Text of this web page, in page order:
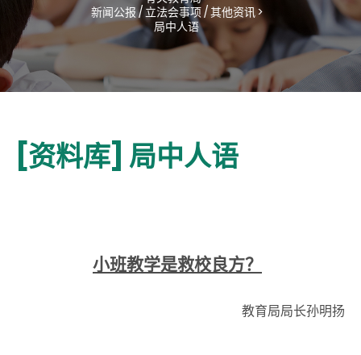
新闻公报 / 立法会事项 / 其他资讯 >
局中人语
[资料库] 局中人语
小班教学是救校良方？
教育局局长孙明扬